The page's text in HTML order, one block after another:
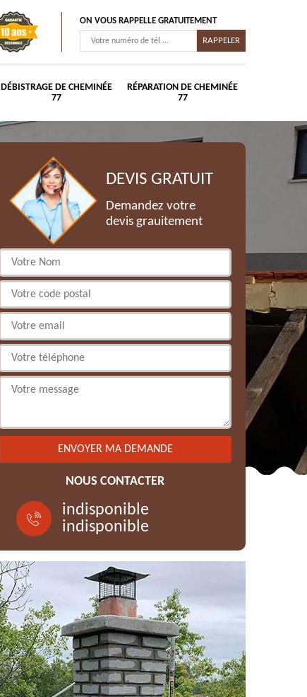
ON VOUS RAPPELLE GRATUITEMENT
DÉBISTRAGE DE CHEMINÉE
77
RÉPARATION DE CHEMINÉE
77
DEVIS GRATUIT
Demandez votre
devis grauitement
NOUS CONTACTER
indisponible
indisponible